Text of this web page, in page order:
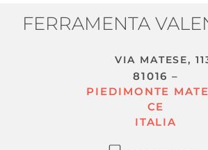
FERRAMENTA
VIA MATESE,
81016 –
PIEDIMONTE
CE
ITALIA